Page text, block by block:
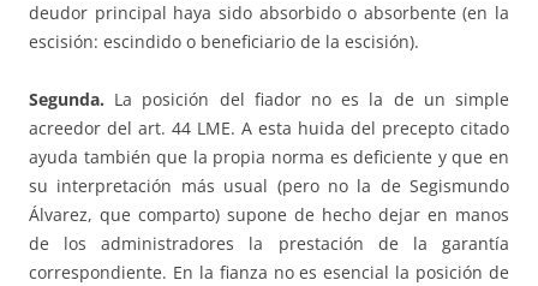
deudor principal haya sido absorbido o absorbente (en la
escisión: escindido o beneficiario de la escisión).
Segunda. La posición del fiador no es la de un simple
acreedor del art. 44 LME. A esta huida del precepto citado
ayuda también que la propia norma es deficiente y que en
su interpretación más usual (pero no la de Segismundo
Álvarez, que comparto) supone de hecho dejar en manos
de los administradores la prestación de la garantía
correspondiente. En la fianza no es esencial la posición de